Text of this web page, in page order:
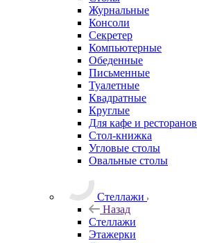
Журнальные
Консоли
Секретер
Компьютерные
Обеденные
Письменные
Туалетные
Квадратные
Круглые
Для кафе и ресторанов
Стол-книжка
Угловые столы
Овальные столы
Стеллажи
Назад
Стеллажи
Этажерки